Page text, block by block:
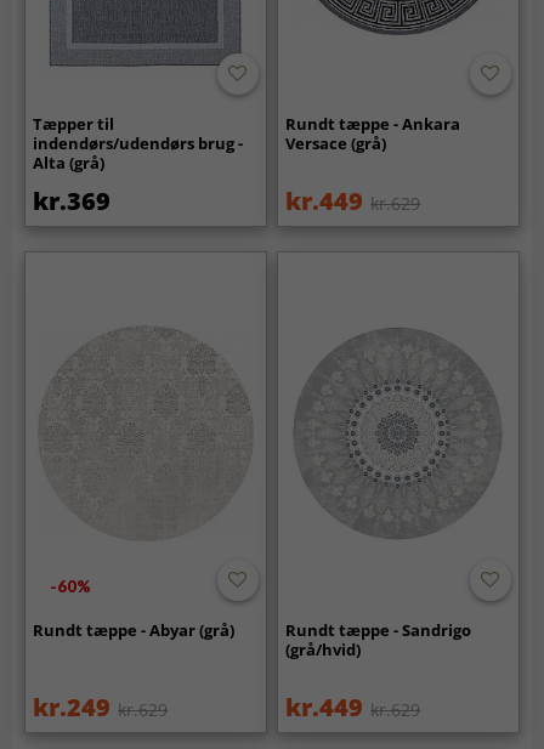
Tæpper til
indendørs/udendørs brug -
Alta (grå)
kr.369
Rundt tæppe - Ankara
Versace (grå)
kr.449 kr.629
-60%
Rundt tæppe - Abyar (grå)
kr.249 kr.629
Rundt tæppe - Sandrigo
(grå/hvid)
kr.449 kr.629